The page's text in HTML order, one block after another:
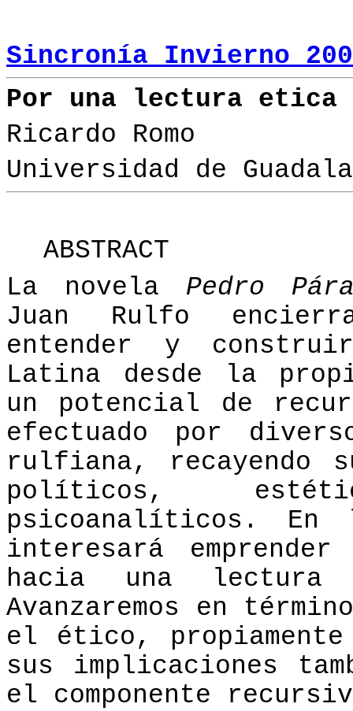
Sincronía Invierno
Por una lectura
Ricardo Romo
Universidad de
ABSTRACT
La novela Pedro
Juan Rulfo
entender y
Latina desde
la
un potencial de
efectuado por
rulfiana, recayendo
políticos,
psicoanalíticos. En
interesará
hacia una
Avanzaremos en
el ético,
sus implicaciones
el componente